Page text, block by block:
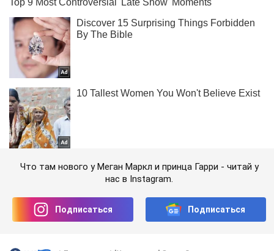
Что там нового у Меган Маркл и принца Гарри - читай у
нас в Instagram.
Подписаться Подписаться